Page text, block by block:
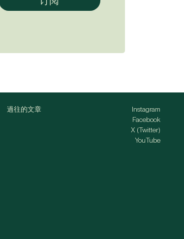
過往的文章
Instagram
Facebook
X (Twitter)
YouTube